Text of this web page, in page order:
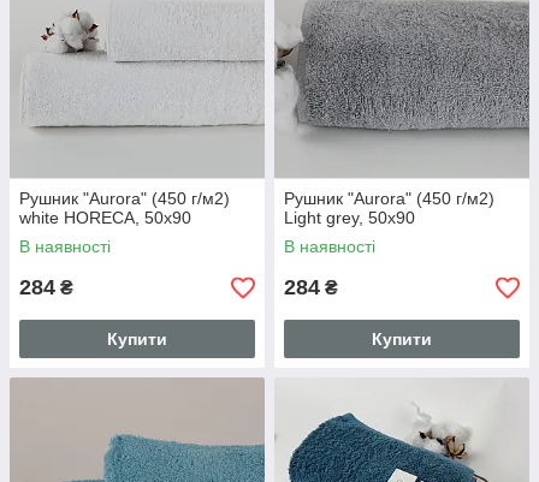
Рушник "Aurora" (450 г/м2)
white HORECA, 50x90
В наявності
284 ₴
Купити
Рушник "Aurora" (450 г/м2)
Light grey, 50x90
В наявності
284 ₴
Купити